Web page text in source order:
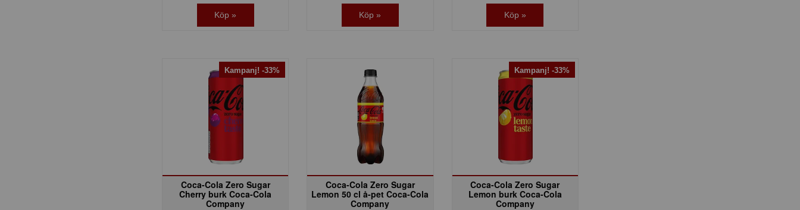
Köp » Köp » Köp »
Kampanj! -33%
Coca-Cola Zero Sugar
Cherry burk Coca-Cola
Company
Coca-Cola Zero Sugar
Lemon 50 cl å-pet Coca-Cola
Company
Kampanj! -33%
Coca-Cola Zero Sugar
Lemon burk Coca-Cola
Company